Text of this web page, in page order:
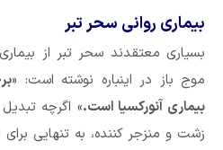
بیماری روانی سحر تبر
بسیاری معتقدند سحر تبر از
موج باز در اینباره نوشته است: «
بیماری آنورکسیا است.» اگرچه
زشت و منزجر کننده، به تنهایی